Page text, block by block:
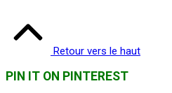
Retour vers le haut
PIN IT ON PINTEREST